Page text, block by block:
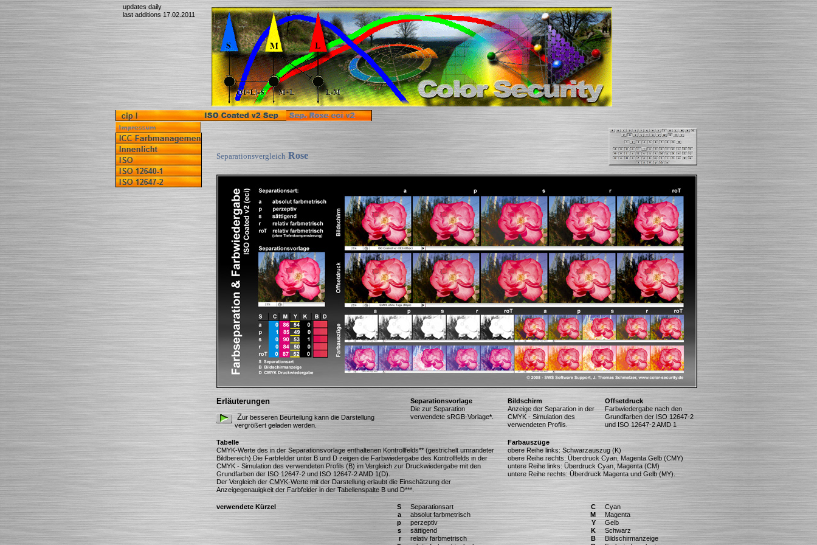
updates daily
last additions 17.02.2011
Separationsvergleich Rose
Erläuterungen
Zur besseren Beurteilung kann die Darstellung
vergrößert geladen werden.
Separationsvorlage
Die zur Separation
verwendete sRGB-Vorlage*.
Bildschirm
Anzeige der Separation in der
CMYK - Simulation des
verwendeten Profils.
Offsetdruck
Farbwiedergabe nach den
Grundfarben der ISO 12647-2
und ISO 12647-2 AMD 1
Tabelle
CMYK-Werte des in der Separationsvorlage enthaltenen Kontrollfelds** (gestrichelt umrandeter
Bildbereich).Die Farbfelder unter B und D zeigen die Farbwiedergabe des Kontrollfelds in der
CMYK - Simulation des verwendeten Profils (B) im Vergleich zur Druckwiedergabe mit den
Grundfarben der ISO 12647-2 und ISO 12647-2 AMD 1(D).
Der Vergleich der CMYK-Werte mit der Darstellung erlaubt die Einschätzung der
Anzeigegenauigkeit der Farbfelder in der Tabellenspalte B und D***.
Farbauszüge
obere Reihe links: Schwarzauszug (K)
obere Reihe rechts: Überdruck Cyan, Magenta Gelb (CMY)
untere Reihe links: Überdruck Cyan, Magenta (CM)
untere Reihe rechts: Überdruck Magenta und Gelb (MY).
verwendete Kürzel
S
a
p
s
r
Separationsart
absolut farbmetrisch
perzeptiv
sättigend
relativ farbmetrisch
C
M
Y
K
B
Cyan
Magenta
Gelb
Schwarz
Bildschirmanzeige